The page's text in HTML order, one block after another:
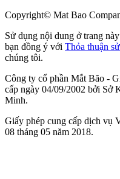
Copyright© Mat Bao
Sử dụng nội dung ở trang
bạn đồng ý với Thỏa thuận
chúng tôi.
Công ty cổ phần Mắt Bão -
cấp ngày 04/09/2002 bởi
Minh.
Giấy phép cung cấp dịch vụ
08 tháng 05 năm 2018.